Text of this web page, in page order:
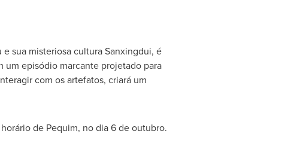
sua misteriosa cultura Sanxingdui, é
um episódio marcante projetado para
com os artefatos, criará um
de Pequim, no dia 6 de outubro.